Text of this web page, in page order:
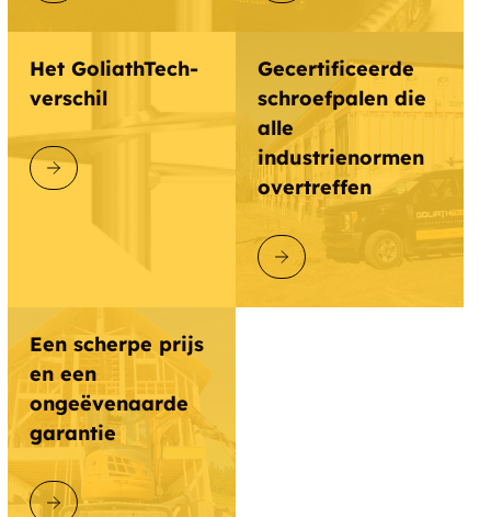
DUT GoliathTech Guelph
DUT GoliathTech Caledon
DUT GoliathTech Chaudière-
DUT GoliathTech Brome-Haute-
DUT GoliathTech Abitibi
Het GoliathTech-
verschil
ONTDEK GOLIATHTECH
Gecertificeerde
schroefpalen die
alle
industrienormen
overtreffen
ONTDEK GOLIATHTECH
Een scherpe prijs
en een
ongeëvenaarde
garantie
ONTDEK GOLIATHTECH